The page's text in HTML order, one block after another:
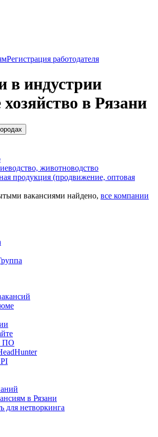
Регистрация работодателя
в индустрии
в Рязани
животноводство
продукция (продвижение, оптовая
вакансиями найдено, все компании
ПО
в Рязани
для нетворкинга